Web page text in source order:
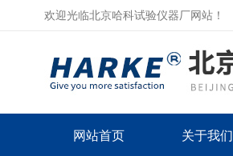
欢迎光临北京哈科试验仪器厂网站！
网站首页 关于我们